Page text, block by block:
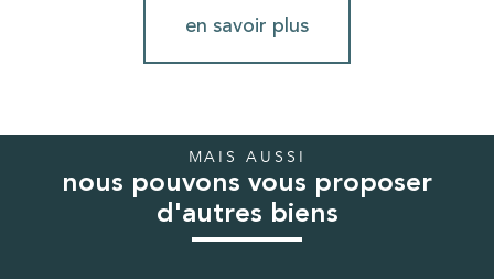
en savoir plus
MAIS AUSSI
nous pouvons vous proposer
d'autres biens